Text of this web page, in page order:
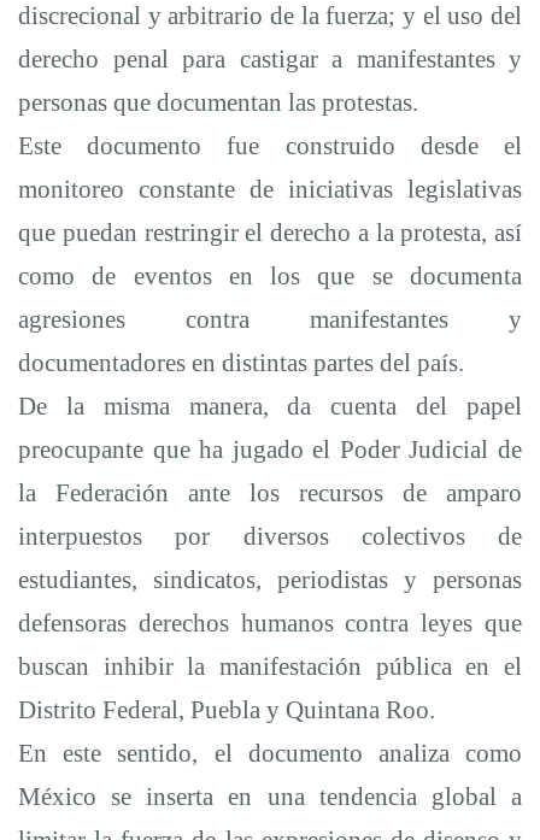
discrecional y arbitrario de la fuerza; y el uso del
derecho penal para castigar a manifestantes y
personas que documentan las protestas.
Este documento fue construido desde el
monitoreo constante de iniciativas legislativas
que puedan restringir el derecho a la protesta, así
como de eventos en los que se documenta
agresiones contra manifestantes y
documentadores en distintas partes del país.
De la misma manera, da cuenta del papel
preocupante que ha jugado el Poder Judicial de
la Federación ante los recursos de amparo
interpuestos por diversos colectivos de
estudiantes, sindicatos, periodistas y personas
defensoras derechos humanos contra leyes que
buscan inhibir la manifestación pública en el
Distrito Federal, Puebla y Quintana Roo.
En este sentido, el documento analiza como
México se inserta en una tendencia global a